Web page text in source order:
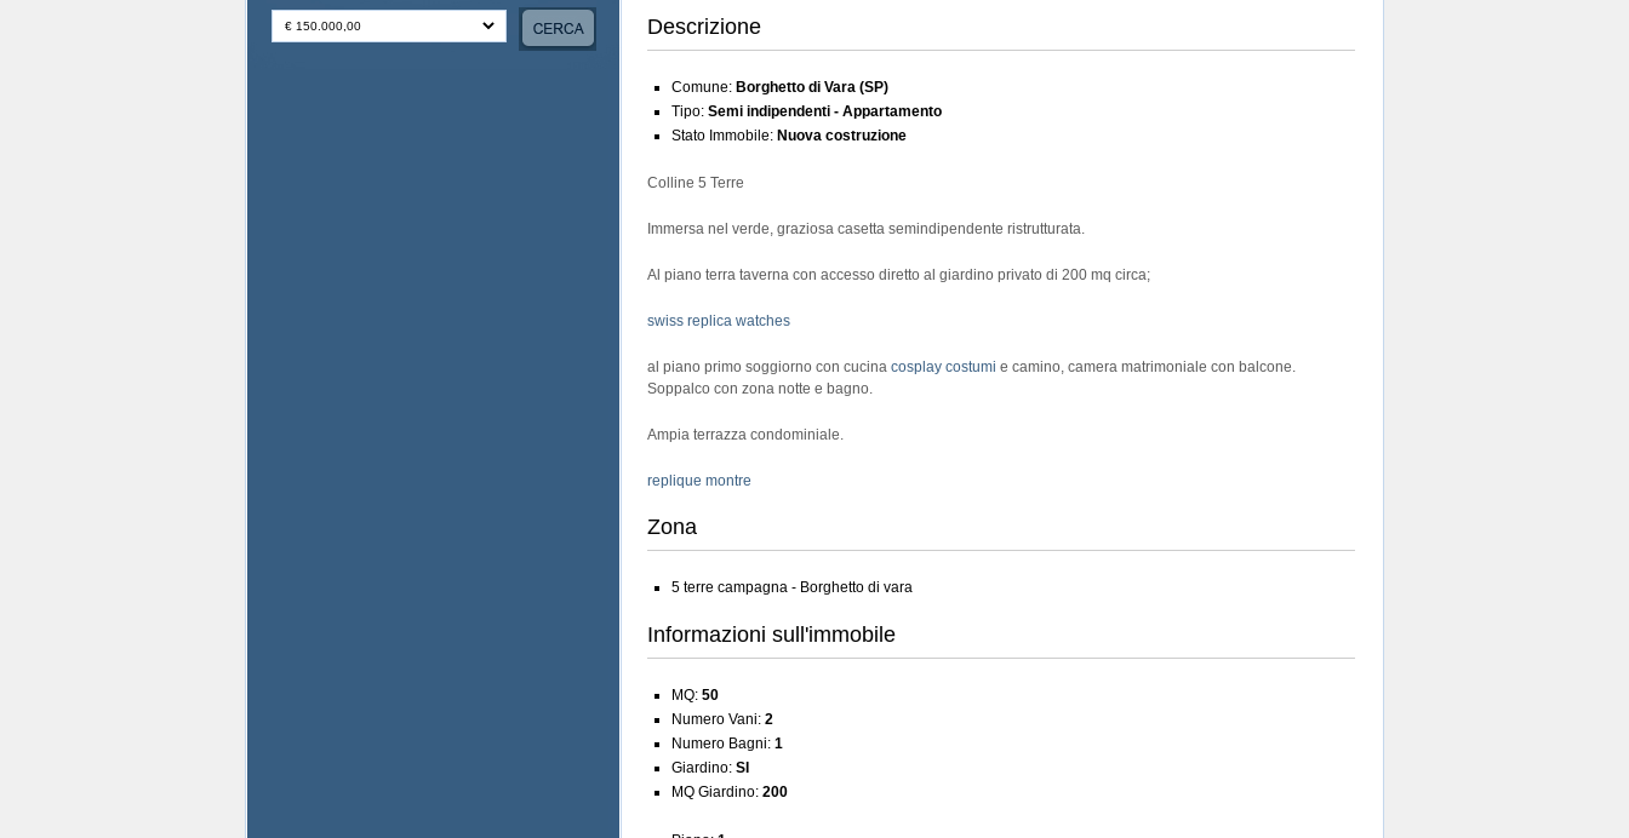
Descrizione
Comune: Borghetto di Vara (SP)
Tipo: Semi indipendenti - Appartamento
Stato Immobile: Nuova costruzione
Colline 5 Terre
Immersa nel verde, graziosa casetta semindipendente ristrutturata.
Al piano terra taverna con accesso diretto al giardino privato di 200 mq circa;
swiss replica watches
al piano primo soggiorno con cucina cosplay costumi e camino, camera matrimoniale con balcone.
Soppalco con zona notte e bagno.
Ampia terrazza condominiale.
replique montre
Zona
5 terre campagna - Borghetto di vara
Informazioni sull'immobile
MQ: 50
Numero Vani: 2
Numero Bagni: 1
Giardino: SI
MQ Giardino: 200